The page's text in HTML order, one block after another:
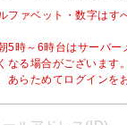
ファベット・数字はす
5時～6時台はサーバー
なる場合がございます
あらためてログインを